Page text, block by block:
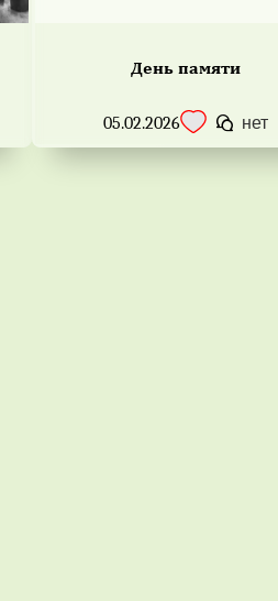
День памяти
05.02.2026 нет